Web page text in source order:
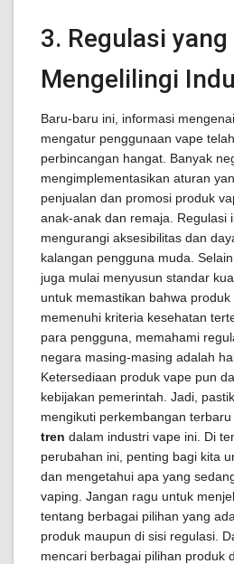
3. Regulasi yang
Mengelilingi
Baru-baru ini, informasi
mengatur penggunaan vape
perbincangan hangat. Banyak
mengimplementasikan aturan
penjualan dan promosi produk
anak-anak dan remaja. Regulasi
mengurangi aksesibilitas dan
kalangan pengguna muda.
juga mulai menyusun standar
untuk memastikan bahwa
memenuhi kriteria kesehatan
para pengguna, memahami
negara masing-masing adalah
Ketersediaan produk vape pun
kebijakan pemerintah. Jadi,
mengikuti perkembangan
tren dalam industri vape ini. Di
perubahan ini, penting bagi kita
dan mengetahui apa yang
vaping. Jangan ragu untuk
tentang berbagai pilihan yang
produk maupun di sisi regulasi.
mencari berbagai pilihan produk